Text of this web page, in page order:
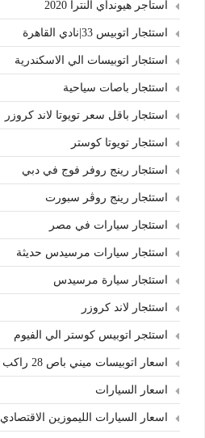
استأجر هيونداي النترا 2020
استئجار اتوبيس 33|نادي القاهرة
استئجار اتوبيسات الي الاسكندرية
استئجار باصات سياحية
استئجار باقل سعر تويوتا لاند كروزر
استئجار تويوتا كوستر
استئجار رينج روفر فوج في دبي
استئجار رينج روڤر سبورت
استئجار سيارات في مصر
استئجار سيارات مرسيدس حديثة
استئجار سيارة مرسيدس
استئجار لاند كروزر
استئجر اتوبيس كوستر الي الفيوم
اسعار اتوبيسات ميني باص 28 راكب للايجار
اسعار السيارات
اسعار السيارات الليموزين الاقتصادي